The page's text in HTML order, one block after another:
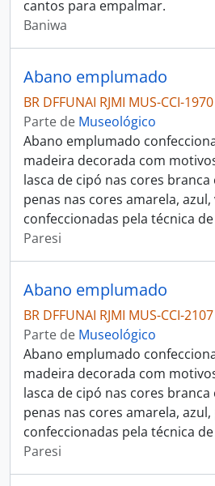
cantos para empalmar.
Baniwa
Abano emplumado
BR DFFUNAI RJMI MUS-CCI-1970
Parte de Museológico
Abano emplumado
madeira decorada com
lasca de cipó nas cores
penas nas cores amarela,
confeccionadas pela técnica
Paresi
Abano emplumado
BR DFFUNAI RJMI MUS-CCI-2107
Parte de Museológico
Abano emplumado
madeira decorada com
lasca de cipó nas cores
penas nas cores amarela,
confeccionadas pela técnica
Paresi